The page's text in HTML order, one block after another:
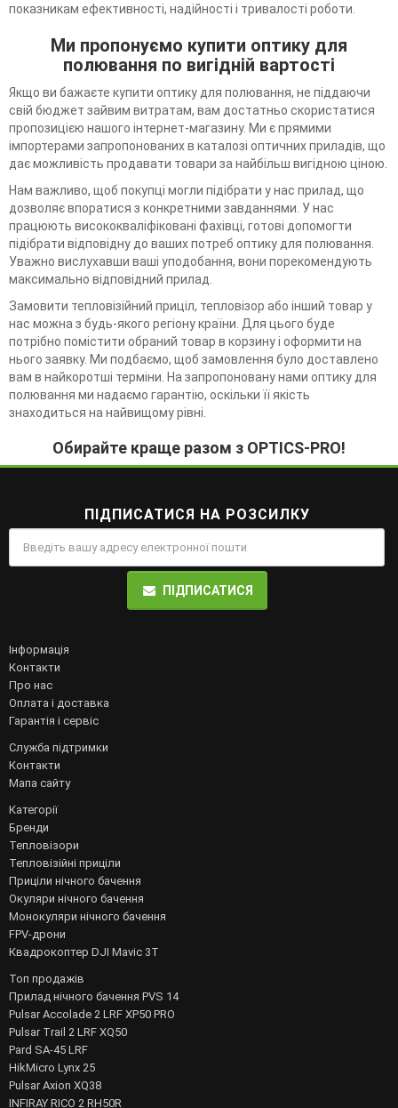
показникам ефективності, надійності і тривалості роботи.
Ми пропонуємо купити оптику для
полювання по вигідній вартості
Якщо ви бажаєте купити оптику для полювання, не піддаючи
свій бюджет зайвим витратам, вам достатньо скористатися
пропозицією нашого інтернет-магазину. Ми є прямими
імпортерами запропонованих в каталозі оптичних приладів, що
дає можливість продавати товари за найбільш вигідною ціною.
Нам важливо, щоб покупці могли підібрати у нас прилад, що
дозволяє впоратися з конкретними завданнями. У нас
працюють висококваліфіковані фахівці, готові допомогти
підібрати відповідну до ваших потреб оптику для полювання.
Уважно вислухавши ваші уподобання, вони порекомендують
максимально відповідний прилад.
Замовити тепловізійний приціл, тепловізор або інший товар у
нас можна з будь-якого регіону країни. Для цього буде
потрібно помістити обраний товар в корзину і оформити на
нього заявку. Ми подбаємо, щоб замовлення було доставлено
вам в найкоротші терміни. На запропоновану нами оптику для
полювання ми надаємо гарантію, оскільки її якість
знаходиться на найвищому рівні.
Обирайте краще разом з OPTICS-PRO!
ПІДПИСАТИСЯ НА РОЗСИЛКУ
ПІДПИСАТИСЯ
Інформація
Контакти
Про нас
Оплата і доставка
Гарантія і сервіс
Служба підтримки
Контакти
Мапа сайту
Категорії
Бренди
Тепловізори
Тепловізійні приціли
Приціли нічного бачення
Окуляри нічного бачення
Монокуляри нічного бачення
FPV-дрони
Квадрокоптер DJI Mavic 3T
Топ продажів
Прилад нічного бачення PVS 14
Pulsar Accolade 2 LRF XP50 PRO
Pulsar Trail 2 LRF XQ50
Pard SA-45 LRF
HikMicro Lynx 25
Pulsar Axion XQ38
INFIRAY RICO 2 RH50R